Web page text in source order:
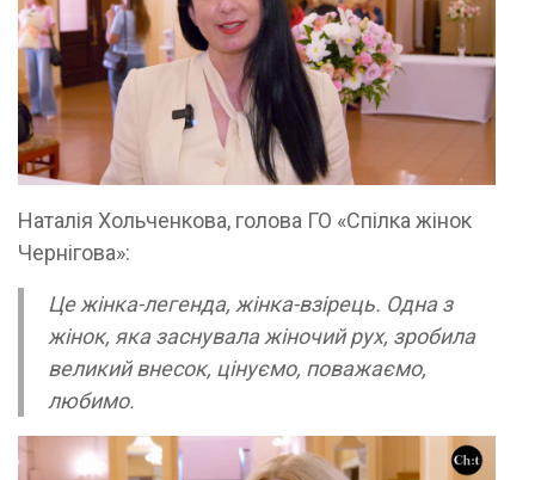
Наталія Хольченкова, голова ГО «Спілка жінок
Чернігова»:
Це жінка-легенда, жінка-взірець. Одна з
жінок, яка заснувала жіночий рух, зробила
великий внесок, цінуємо, поважаємо,
любимо.